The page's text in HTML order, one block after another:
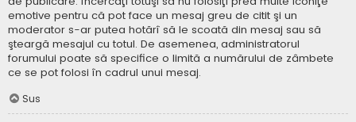
emotive pentru că pot face un mesaj greu de citit şi un
moderator s-ar putea hotărî să le scoată din mesaj sau să
şteargă mesajul cu totul. De asemenea, administratorul
forumului poate să specifice o limită a numărului de zâmbete
ce se pot folosi în cadrul unui mesaj.
Sus